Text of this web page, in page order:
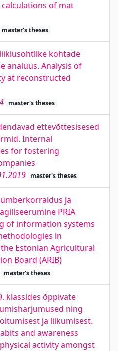
of mat
master's theses
kohtade
analüüs. Analysis of
at reconstructed
master's theses
ettevõttesisesed
Internal
for fostering
master's theses
ja
PRIA
of information systems
in
Estonian Agricultural
Board (ARIB)
master's theses
klassides õppivate
ning
ja liikumisest.
and awareness
activity amongst